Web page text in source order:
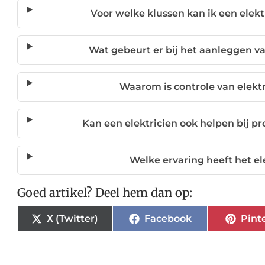
Voor welke klussen kan ik een
Wat gebeurt er bij het aanleggen
Waarom is controle van
Kan een elektricien ook helpen bij
Welke ervaring heeft het
Goed artikel? Deel hem dan op:
X (Twitter) Facebook